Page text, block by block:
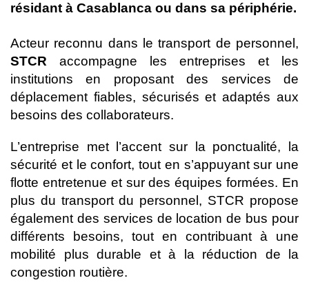
résidant à Casablanca ou dans sa périphérie.
Acteur reconnu dans le transport de personnel,
STCR accompagne les entreprises et les
institutions en proposant des services de
déplacement fiables, sécurisés et adaptés aux
besoins des collaborateurs.
L’entreprise met l’accent sur la ponctualité, la
sécurité et le confort, tout en s’appuyant sur une
flotte entretenue et sur des équipes formées. En
plus du transport du personnel, STCR propose
également des services de location de bus pour
différents besoins, tout en contribuant à une
mobilité plus durable et à la réduction de la
congestion routière.